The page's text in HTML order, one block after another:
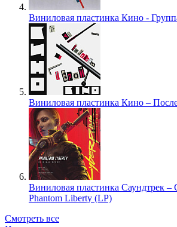
Виниловая пластинка Кино -
Виниловая пластинка Кино –
Виниловая пластинка Саундтрек –
Phantom Liberty (LP)
Смотреть все